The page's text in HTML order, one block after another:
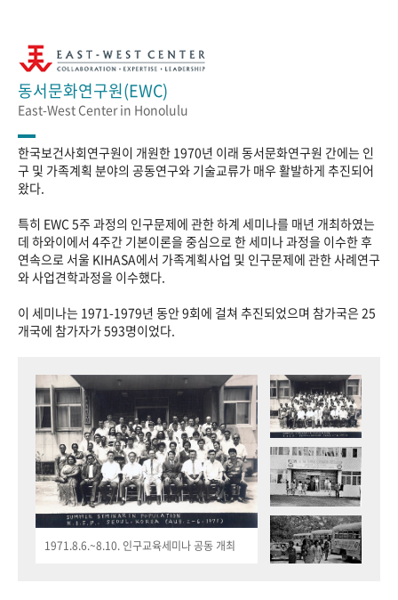
동서문화연구원(EWC)
East-West Center in Honolulu
한국보건사회연구원이 개원한 1970년 이래 동서문화연구원 간에는 인
구 및 가족계획 분야의 공동연구와 기술교류가 매우 활발하게 추진되어
왔다.
특히 EWC 5주 과정의 인구문제에 관한 하계 세미나를 매년 개최하였는
데 하와이에서 4주간 기본이론을 중심으로 한 세미나 과정을 이수한 후
연속으로 서울 KIHASA에서 가족계획사업 및 인구문제에 관한 사례연구
와 사업견학과정을 이수했다.
이 세미나는 1971-1979년 동안 9회에 걸쳐 추진되었으며 참가국은 25
개국에 참가자가 593명이었다.
1971.8.6.~8.10. 인구교육세미나 공동 개최